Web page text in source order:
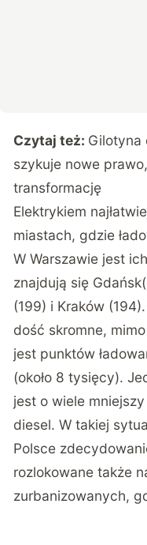
Czytaj też: Gilotyna
szykuje nowe
transformację
Elektrykiem
miastach, gdzie
W Warszawie jest
znajdują się
(199) i Kraków
dość skromne,
jest punktów
(około 8 tysięcy).
jest o wiele
diesel. W takiej
Polsce
rozlokowane także
zurbanizowanych,